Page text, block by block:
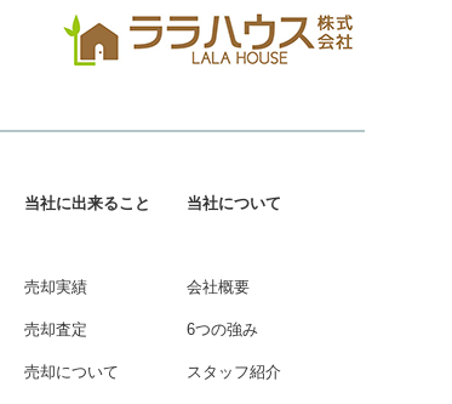
当社に出来ること
売却実績
売却査定
売却について
当社について
会社概要
6つの強み
スタッフ紹介